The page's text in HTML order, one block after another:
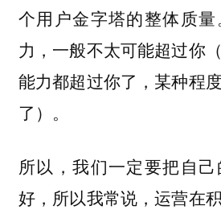
个用户金字塔的整体质
力，一般不太可能超过你
能力都超过你了，某种程
了）。
所以，我们一定要把自
好，所以我常说，运营在